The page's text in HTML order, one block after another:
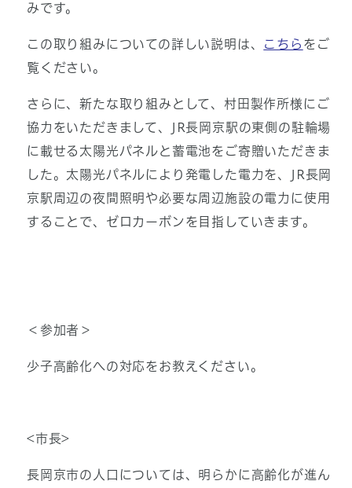
みです。
この取り組みについての詳しい説明は、 こちら をご
覧ください。
さらに、新たな取り組みとして、村田製作所様にご
協力をいただきまして、JR長岡京駅の東側の駐輪場
に載せる太陽光パネルと蓄電池をご寄贈いただきま
した。太陽光パネルにより発電した電力を、JR長岡
京駅周辺の夜間照明や必要な周辺施設の電力に使用
することで、ゼロカーボンを目指していきます。
＜参加者＞
少子高齢化への対応をお教えください。
<市長>
長岡京市の人口については、明らかに高齢化が進ん